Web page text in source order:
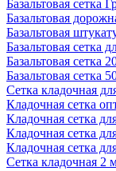
Базальтовая сетка
Базальтовая
Базальтовая
Базальтовая сетка
Базальтовая сетка
Базальтовая сетка
Сетка кладочная
Кладочная сетка
Кладочная сетка
Кладочная сетка
Кладочная сетка
Сетка кладочная 2